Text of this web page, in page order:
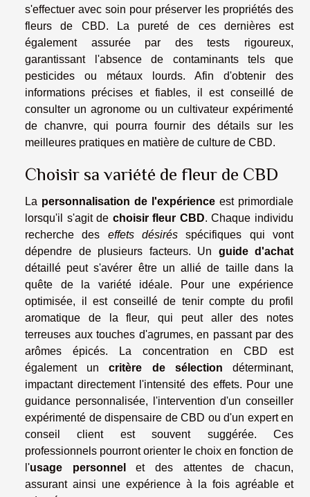
s'effectuer avec soin pour préserver les propriétés des
fleurs de CBD. La pureté de ces dernières est
également assurée par des tests rigoureux,
garantissant l'absence de contaminants tels que
pesticides ou métaux lourds. Afin d'obtenir des
informations précises et fiables, il est conseillé de
consulter un agronome ou un cultivateur expérimenté
de chanvre, qui pourra fournir des détails sur les
meilleures pratiques en matière de culture de CBD.
Choisir sa variété de fleur de CBD
La personnalisation de l'expérience est primordiale
lorsqu'il s'agit de choisir fleur CBD. Chaque individu
recherche des effets désirés spécifiques qui vont
dépendre de plusieurs facteurs. Un guide d'achat
détaillé peut s'avérer être un allié de taille dans la
quête de la variété idéale. Pour une expérience
optimisée, il est conseillé de tenir compte du profil
aromatique de la fleur, qui peut aller des notes
terreuses aux touches d'agrumes, en passant par des
arômes épicés. La concentration en CBD est
également uncritère de sélection déterminant,
impactant directement l'intensité des effets. Pour une
guidance personnalisée, l'intervention d'un conseiller
expérimenté de dispensaire de CBD ou d'un expert en
conseil client est souvent suggérée. Ces
professionnels pourront orienter le choix en fonction de
l'usage personnel
et des attentes de chacun,
assurant ainsi une expérience à la fois agréable et